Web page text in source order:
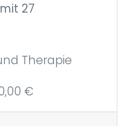
27
Therapie
€